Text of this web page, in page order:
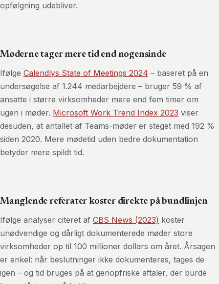
opfølgning udebliver.
Møderne tager mere tid end nogensinde
Ifølge Calendlys State of Meetings 2024 – baseret på en
undersøgelse af 1.244 medarbejdere – bruger 59 % af
ansatte i større virksomheder mere end fem timer om
ugen i møder. Microsoft Work Trend Index 2023 viser
desuden, at antallet af Teams-møder er steget med 192 %
siden 2020. Mere mødetid uden bedre dokumentation
betyder mere spildt tid.
Manglende referater koster direkte på bundlinjen
Ifølge analyser citeret af CBS News (2023) koster
unødvendige og dårligt dokumenterede møder store
virksomheder op til 100 millioner dollars om året. Årsagen
er enkel: når beslutninger ikke dokumenteres, tages de
igen – og tid bruges på at genopfriske aftaler, der burde